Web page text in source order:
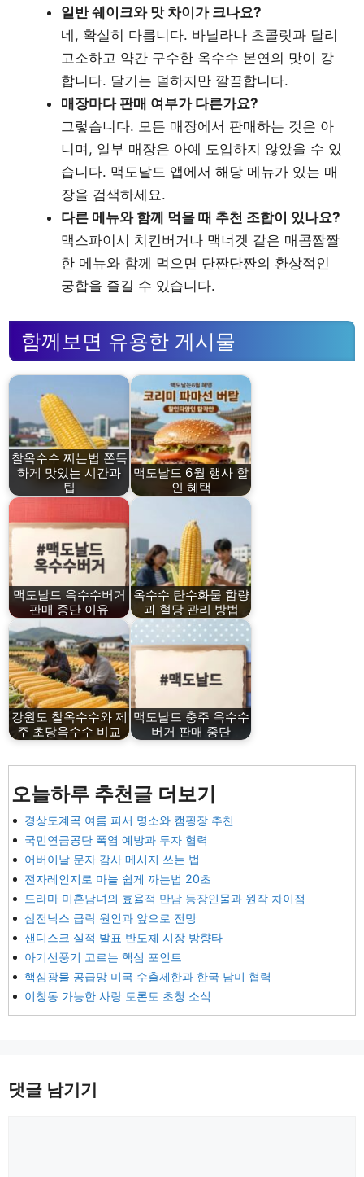
일반 쉐이크와 맛 차이가 크나요?
네, 확실히 다릅니다. 바닐라나 초콜릿과 달리
고소하고 약간 구수한 옥수수 본연의 맛이 강
합니다. 달기는 덜하지만 깔끔합니다.
매장마다 판매 여부가 다른가요?
그렇습니다. 모든 매장에서 판매하는 것은 아
니며, 일부 매장은 아예 도입하지 않았을 수 있
습니다. 맥도날드 앱에서 해당 메뉴가 있는 매
장을 검색하세요.
다른 메뉴와 함께 먹을 때 추천 조합이 있나요?
맥스파이시 치킨버거나 맥너겟 같은 매콤짭짤
한 메뉴와 함께 먹으면 단짠단짠의 환상적인
궁합을 즐길 수 있습니다.
함께보면 유용한 게시물
찰옥수수 찌는법 쫀득
하게 맛있는 시간과
팁
맥도날드 6월 행사 할
인 혜택
맥도날드 옥수수버거
판매 중단 이유
옥수수 탄수화물 함량
과 혈당 관리 방법
강원도 찰옥수수와 제
주 초당옥수수 비교
맥도날드 충주 옥수수
버거 판매 중단
오늘하루 추천글 더보기
경상도계곡 여름 피서 명소와 캠핑장 추천
국민연금공단 폭염 예방과 투자 협력
어버이날 문자 감사 메시지 쓰는 법
전자레인지로 마늘 쉽게 까는법 20초
드라마 미혼남녀의 효율적 만남 등장인물과 원작 차이점
삼전닉스 급락 원인과 앞으로 전망
샌디스크 실적 발표 반도체 시장 방향타
아기선풍기 고르는 핵심 포인트
핵심광물 공급망 미국 수출제한과 한국 남미 협력
이창동 가능한 사랑 토론토 초청 소식
댓글 남기기